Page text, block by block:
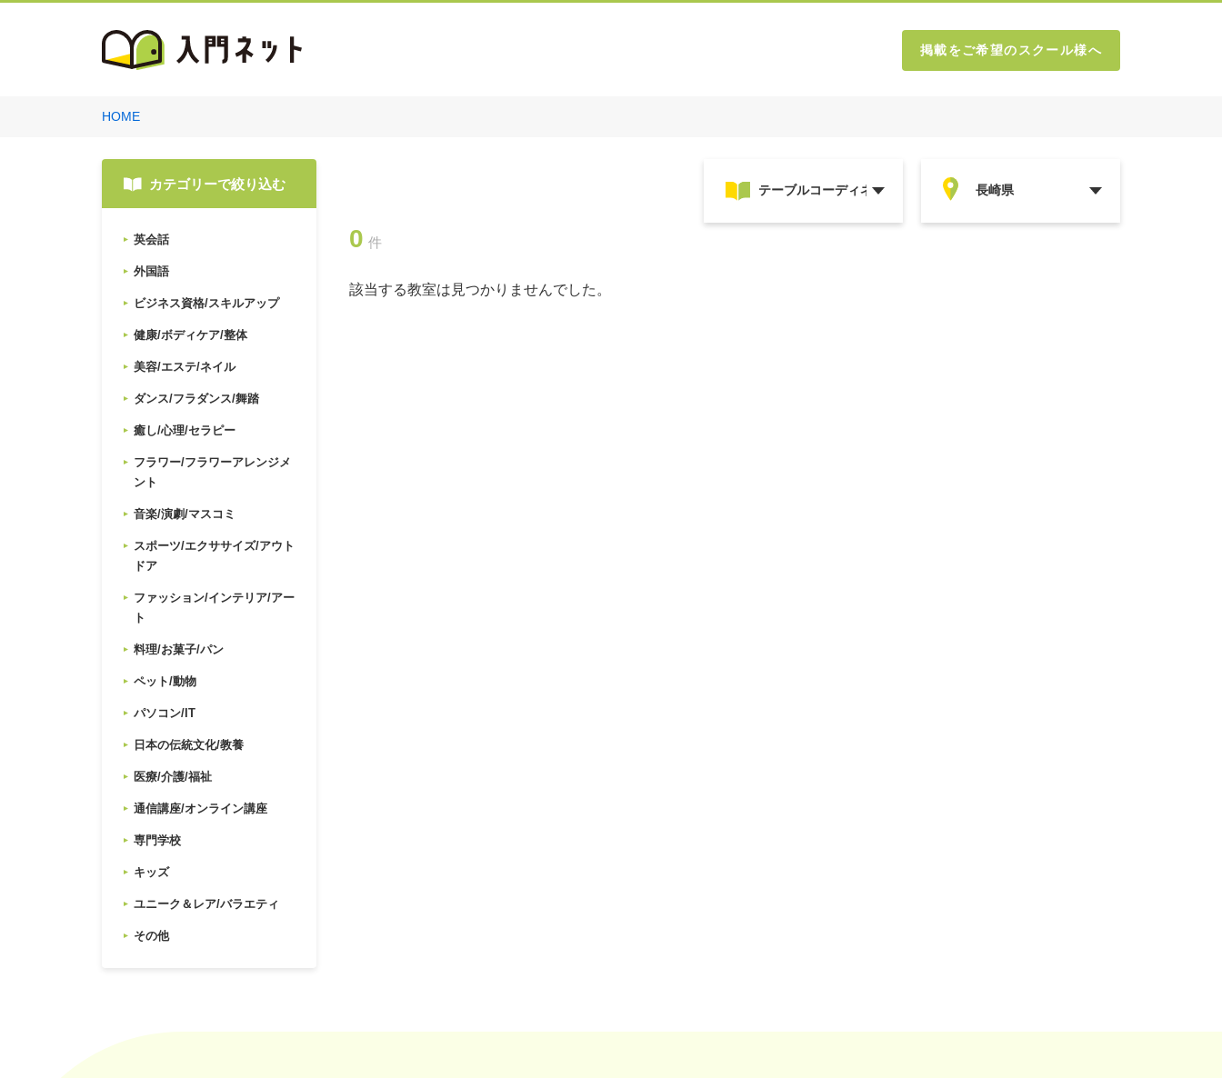
掲載をご希望のスクール様へ
HOME
カテゴリーで絞り込む
英会話
外国語
ビジネス資格/スキルアップ
健康/ボディケア/整体
美容/エステ/ネイル
ダンス/フラダンス/舞踏
癒し/心理/セラピー
フラワー/フラワーアレンジメ
ント
音楽/演劇/マスコミ
スポーツ/エクササイズ/アウト
ドア
ファッション/インテリア/アー
ト
料理/お菓子/パン
ペット/動物
パソコン/IT
日本の伝統文化/教養
医療/介護/福祉
通信講座/オンライン講座
専門学校
キッズ
ユニーク＆レア/バラエティ
その他
0 件
該当する教室は見つかりませんでした。